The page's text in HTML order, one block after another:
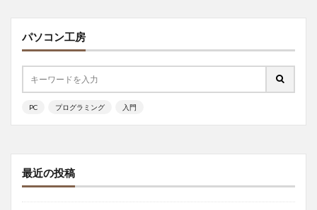
パソコン工房
PC プログラミング 入門
最近の投稿